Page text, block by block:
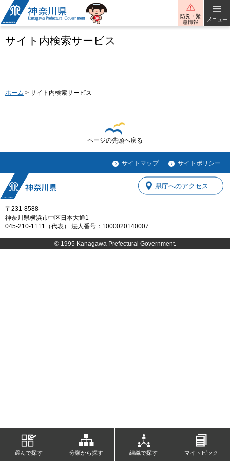
神奈川県
防災・緊
急情報
メニュー
サイト内検索サービス
ホーム > サイト内検索サービス
ページの先頭へ戻る
サイトマップ サイトポリシー
〒231-8588
神奈川県横浜市中区日本大通1
045-210-1111（代表） 法人番号：1000020140007
県庁へのアクセス
© 1995 Kanagawa Prefectural Government.
選んで探す 分類から探す 組織で探す マイトピック